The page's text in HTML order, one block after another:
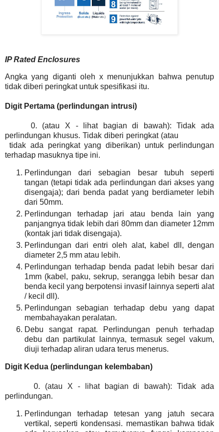
IP Rated Enclosures
Angka yang diganti oleh x menunjukkan bahwa penutup
tidak diberi peringkat untuk spesifikasi itu.
Digit Pertama (perlindungan intrusi)
0. (atau X - lihat bagian di bawah): Tidak ada
perlindungan khusus. Tidak diberi peringkat (atau
tidak ada peringkat yang diberikan) untuk perlindungan
terhadap masuknya tipe ini.
Perlindungan dari sebagian besar tubuh seperti
tangan (tetapi tidak ada perlindungan dari akses yang
disengaja); dari benda padat yang berdiameter lebih
dari 50mm.
Perlindungan terhadap jari atau benda lain yang
panjangnya tidak lebih dari 80mm dan diameter 12mm
(kontak jari tidak disengaja).
Perlindungan dari entri oleh alat, kabel dll, dengan
diameter 2,5 mm atau lebih.
Perlindungan terhadap benda padat lebih besar dari
1mm (kabel, paku, sekrup, serangga lebih besar dan
benda kecil yang berpotensi invasif lainnya seperti alat
/ kecil dll).
Perlindungan sebagian terhadap debu yang dapat
membahayakan peralatan.
Debu sangat rapat. Perlindungan penuh terhadap
debu dan partikulat lainnya, termasuk segel vakum,
diuji terhadap aliran udara terus menerus.
Digit Kedua (perlindungan kelembaban)
0. (atau X - lihat bagian di bawah): Tidak ada
perlindungan.
Perlindungan terhadap tetesan yang jatuh secara
vertikal, seperti kondensasi. memastikan bahwa tidak